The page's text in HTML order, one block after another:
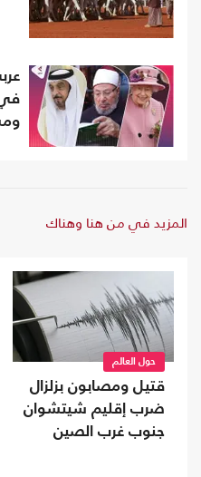
المزيد في من هنا وهناك
حول العالم
قتيل ومصابون بزلزال
ضرب إقليم شيتشوان
جنوب غرب الصين